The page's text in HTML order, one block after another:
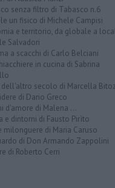
senza filtro di Tabasco n.6
un fisico di Michele Campisi
e territorio, da globale a
Salvadori
a scacchi di Carlo Belciani
in cucina di Sabrina
dell'altro secolo di Marcella
di Dario Greco
d'amore di Malena ...
e dintorni di Fausto Pirìto
milonguere di Maria Caruso
di Don Armando Zappolini
di Roberto Cerri